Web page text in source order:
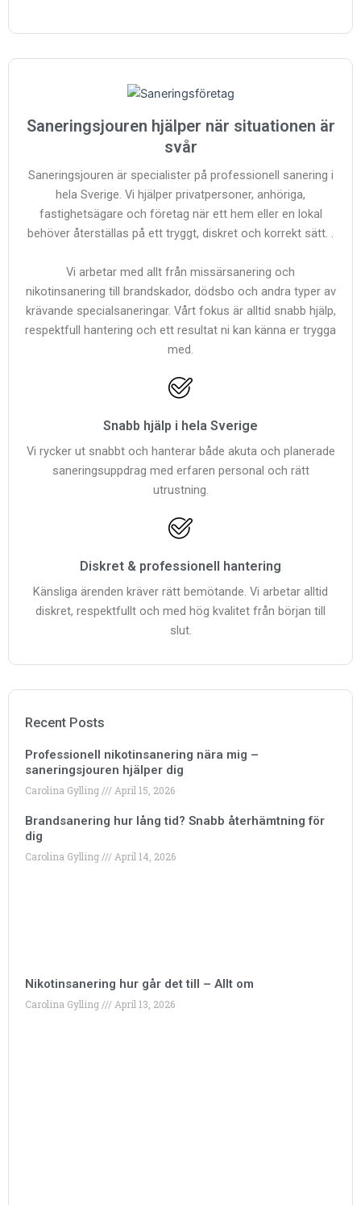
Saneringsjouren hjälper när situationen är
svår
Saneringsjouren är specialister på professionell sanering i
hela Sverige. Vi hjälper privatpersoner, anhöriga,
fastighetsägare och företag när ett hem eller en lokal
behöver återställas på ett tryggt, diskret och korrekt sätt. .
Vi arbetar med allt från missärsanering och
nikotinsanering till brandskador, dödsbo och andra typer av
krävande specialsaneringar. Vårt fokus är alltid snabb hjälp,
respektfull hantering och ett resultat ni kan känna er trygga
med.
Snabb hjälp i hela Sverige
Vi rycker ut snabbt och hanterar både akuta och planerade
saneringsuppdrag med erfaren personal och rätt
utrustning.
Diskret & professionell hantering
Känsliga ärenden kräver rätt bemötande. Vi arbetar alltid
diskret, respektfullt och med hög kvalitet från början till
slut.
Recent Posts
Professionell nikotinsanering nära mig –
saneringsjouren hjälper dig
Carolina Gylling April 15, 2026
Brandsanering hur lång tid? Snabb återhämtning för
dig
Carolina Gylling April 14, 2026
Nikotinsanering hur går det till – Allt om
Carolina Gylling April 13, 2026